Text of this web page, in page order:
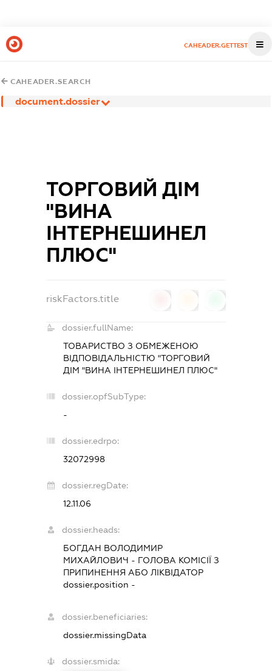
CAHEADER.GETTEST
CAHEADER.SEARCH
document.dossier
ТОРГОВИЙ ДІМ
"ВИНА
ІНТЕРНЕШИНЕЛ
ПЛЮС"
riskFactors.title
dossier.fullName:
ТОВАРИСТВО З ОБМЕЖЕНОЮ
ВІДПОВІДАЛЬНІСТЮ "ТОРГОВИЙ
ДІМ "ВИНА ІНТЕРНЕШИНЕЛ ПЛЮС"
dossier.opfSubType:
-
dossier.edrpo:
32072998
dossier.regDate:
12.11.06
dossier.heads:
БОГДАН ВОЛОДИМИР
МИХАЙЛОВИЧ - ГОЛОВА КОМІСІЇ З
ПРИПИНЕННЯ АБО ЛІКВІДАТОР
dossier.position -
dossier.beneficiaries:
dossier.missingData
dossier.smida: